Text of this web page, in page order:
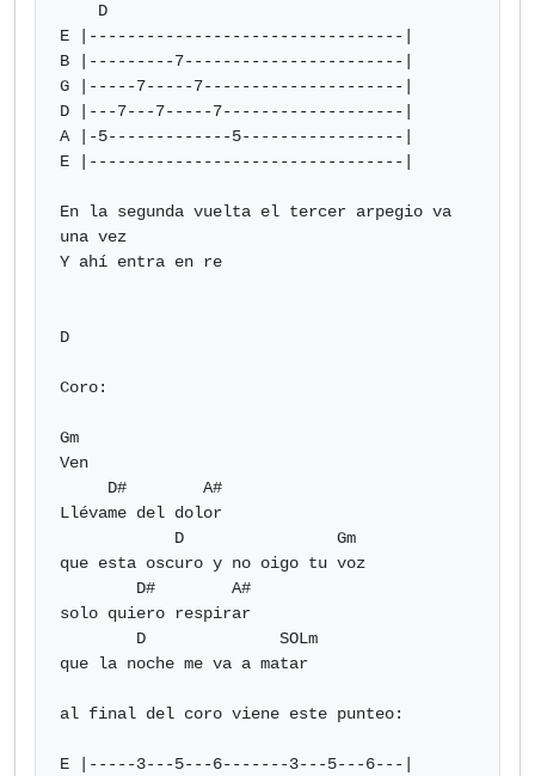
E |---------------------------------|
B |---------7-----------------------|
G |-----7-----7---------------------|
D |---7---7-----7-------------------|
A |-5-------------5-----------------|
E |---------------------------------|
En la segunda vuelta el tercer arpegio va
una vez
Y ahí entra en re
D
Coro:
Gm
Ven
Llévame del dolor
que esta oscuro y no oigo tu voz
solo quiero respirar
que la noche me va a matar
al final del coro viene este punteo:
E |-----3---5---6-------3---5---6---|